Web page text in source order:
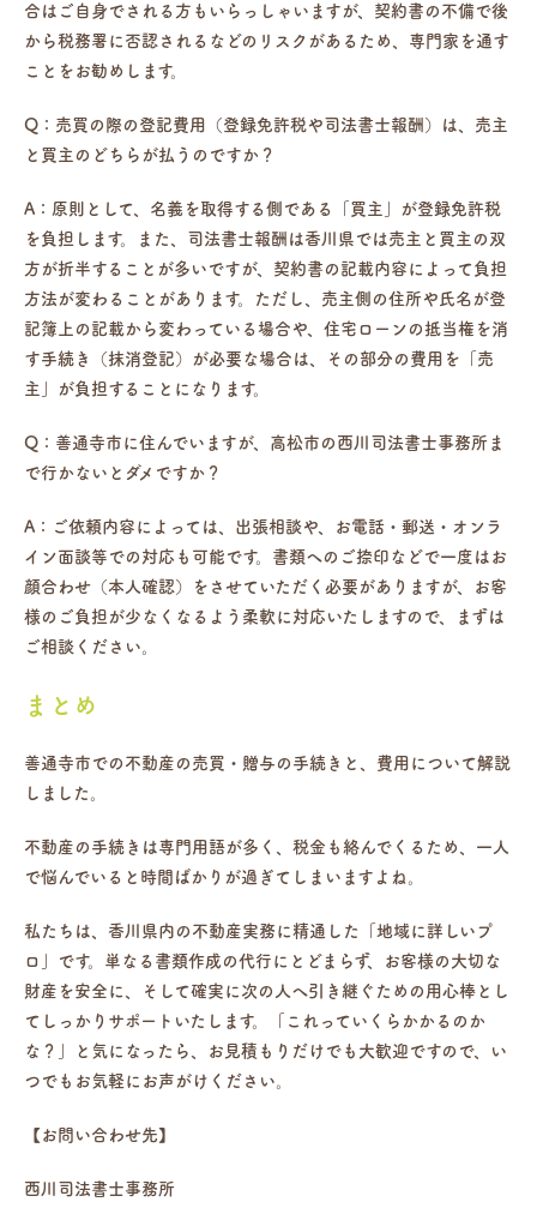
合はご自身でされる方もいらっしゃいますが、契約書の不備で後
から税務署に否認されるなどのリスクがあるため、専門家を通す
ことをお勧めします。
Q：売買の際の登記費用（登録免許税や司法書士報酬）は、売主
と買主のどちらが払うのですか？
A：原則として、名義を取得する側である「買主」が登録免許税
を負担します。また、司法書士報酬は香川県では売主と買主の双
方が折半することが多いですが、契約書の記載内容によって負担
方法が変わることがあります。ただし、売主側の住所や氏名が登
記簿上の記載から変わっている場合や、住宅ローンの抵当権を消
す手続き（抹消登記）が必要な場合は、その部分の費用を「売
主」が負担することになります。
Q：善通寺市に住んでいますが、高松市の西川司法書士事務所ま
で行かないとダメですか？
A：ご依頼内容によっては、出張相談や、お電話・郵送・オンラ
イン面談等での対応も可能です。書類へのご捺印などで一度はお
顔合わせ（本人確認）をさせていただく必要がありますが、お客
様のご負担が少なくなるよう柔軟に対応いたしますので、まずは
ご相談ください。
まとめ
善通寺市での不動産の売買・贈与の手続きと、費用について解説
しました。
不動産の手続きは専門用語が多く、税金も絡んでくるため、一人
で悩んでいると時間ばかりが過ぎてしまいますよね。
私たちは、香川県内の不動産実務に精通した「地域に詳しいプ
ロ」です。単なる書類作成の代行にとどまらず、お客様の大切な
財産を安全に、そして確実に次の人へ引き継ぐための用心棒とし
てしっかりサポートいたします。「これっていくらかかるのか
な？」と気になったら、お見積もりだけでも大歓迎ですので、い
つでもお気軽にお声がけください。
【お問い合わせ先】
西川司法書士事務所